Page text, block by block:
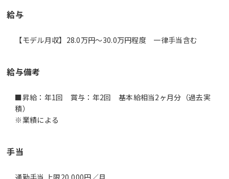
給与
【モデル月収】28.0万円〜30.0万円程度 一律手当含む
給与備考
■昇給：年1回 賞与：年2回 基本給相当2ヶ月分（過去実
積）
※業績による
手当
通勤手当 上限20,000円／月